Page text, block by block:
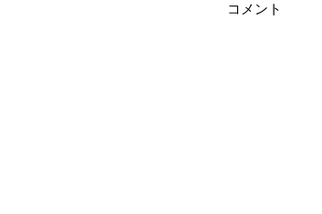
コメント